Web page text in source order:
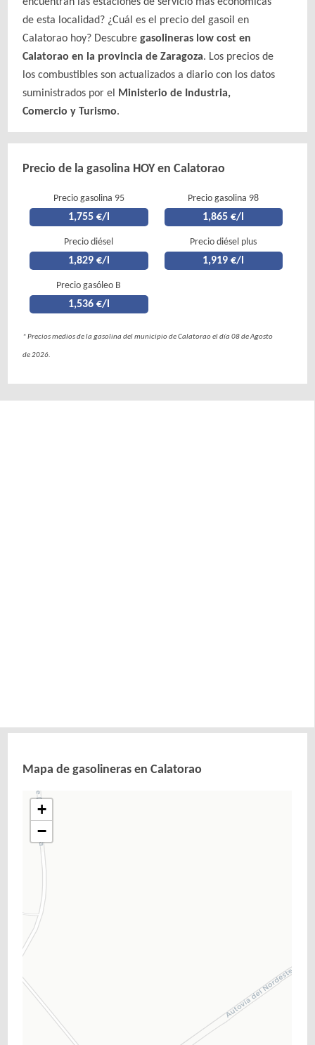
de esta localidad? ¿Cuál es el precio del gasoil en
Calatorao hoy? Descubregasolineras low cost en
Calatorao en la provincia de Zaragoza. Los precios de
los combustibles son actualizados a diario con los datos
suministrados por el
Ministerio de Industria,
Comercio y Turismo.
Precio de la gasolina HOY en Calatorao
Precio gasolina 95
1,755 €/l
Precio gasolina 98
1,865 €/l
Precio diésel
1,829 €/l
Precio diésel plus
1,919 €/l
Precio gasóleo B
1,536 €/l
* Precios medios de la gasolina del municipio de Calatorao el día 08 de Agosto
de 2026.
Mapa de gasolineras en Calatorao
+
−